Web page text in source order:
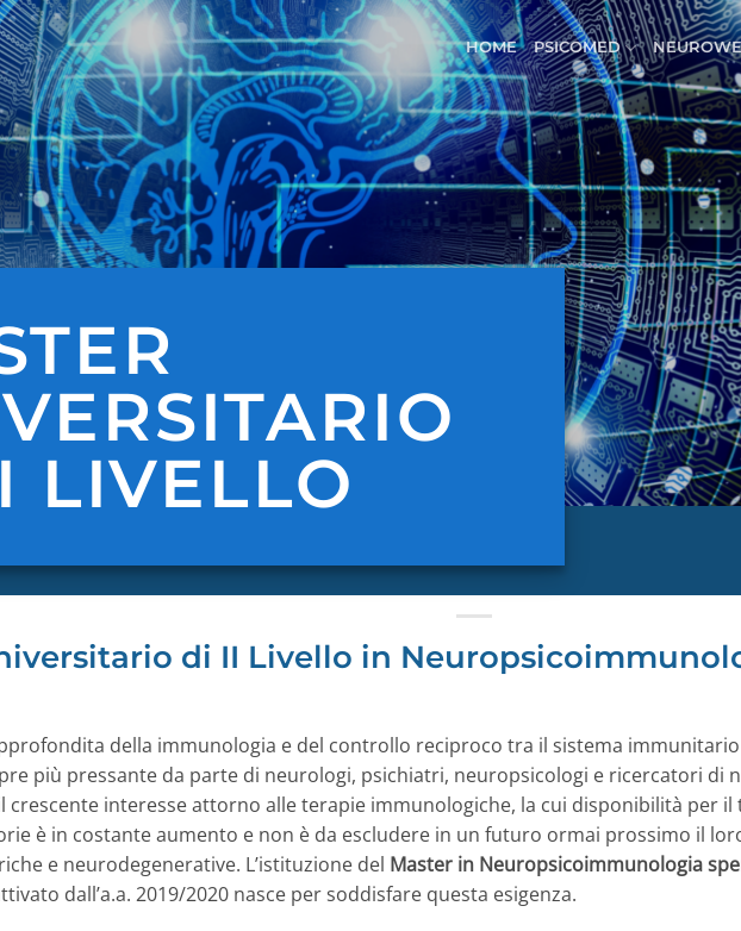
HOME PSICOMED
LIVELLO
di II Livello in
della immunologia e del controllo reciproco tra il sistema
più pressante da parte di neurologi, psichiatri, neuropsicologi e ricercatori di
crescente interesse attorno alle terapie immunologiche, la cui disponibilità per
è in costante aumento e non è da escludere in un futuro ormai prossimo il
e neurodegenerative. L’istituzione del Master in Neuropsicoimmunologia
dall’a.a. 2019/2020 nasce per soddisfare questa esigenza.